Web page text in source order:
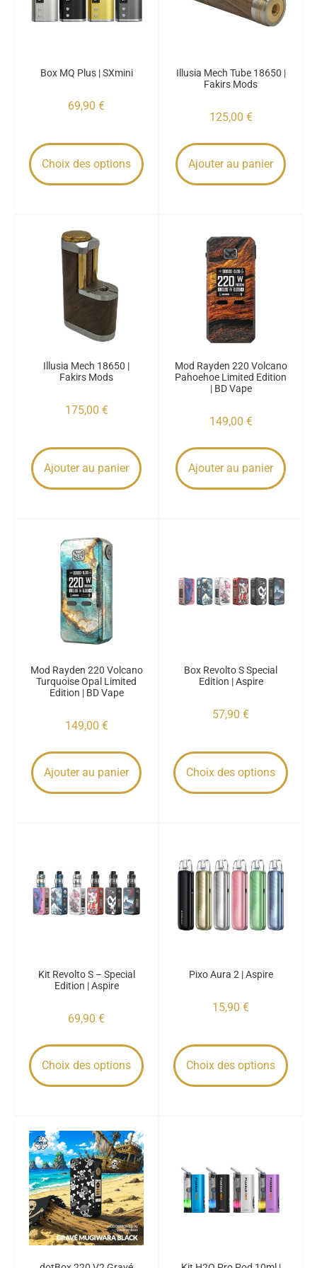
Box MQ Plus | SXmini
69,90 €
Choix des options
Illusia Mech Tube 18650 |
Fakirs Mods
125,00 €
Ajouter au panier
Illusia Mech 18650 |
Fakirs Mods
175,00 €
Ajouter au panier
Mod Rayden 220 Volcano
Pahoehoe Limited Edition
| BD Vape
149,00 €
Ajouter au panier
Mod Rayden 220 Volcano
Turquoise Opal Limited
Edition | BD Vape
149,00 €
Ajouter au panier
Box Revolto S Special
Edition | Aspire
57,90 €
Choix des options
Kit Revolto S – Special
Edition | Aspire
69,90 €
Choix des options
Pixo Aura 2 | Aspire
15,90 €
Choix des options